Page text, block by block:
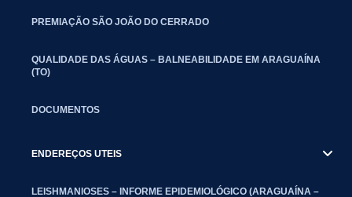
PREMIAÇÃO SÃO JOÃO DO CERRADO
QUALIDADE DAS ÁGUAS – BALNEABILIDADE EM ARAGUAÍNA
(TO)
DOCUMENTOS
ENDEREÇOS UTEIS
LEISHMANIOSES – INFORME EPIDEMIOLÓGICO (ARAGUAÍNA –